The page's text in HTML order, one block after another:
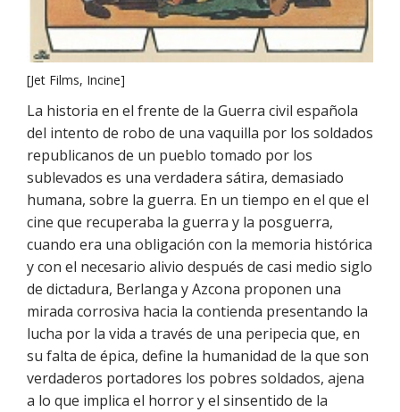
[Jet Films, Incine]
La historia en el frente de la Guerra civil española
del intento de robo de una vaquilla por los soldados
republicanos de un pueblo tomado por los
sublevados es una verdadera sátira, demasiado
humana, sobre la guerra. En un tiempo en el que el
cine que recuperaba la guerra y la posguerra,
cuando era una obligación con la memoria histórica
y con el necesario alivio después de casi medio siglo
de dictadura, Berlanga y Azcona proponen una
mirada corrosiva hacia la contienda presentando la
lucha por la vida a través de una peripecia que, en
su falta de épica, define la humanidad de la que son
verdaderos portadores los pobres soldados, ajena
a lo que implica el horror y el sinsentido de la